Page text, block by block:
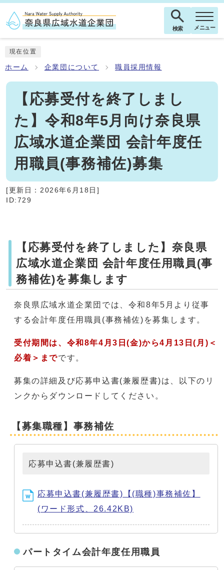
検索 メニュー
現在位置
ホーム 企業団について 職員採用情報
【応募受付を終了しまし
た】令和8年5月向け奈良県
広域水道企業団 会計年度任
用職員(事務補佐)募集
[更新日： 2026年6月18日 ]
ID:729
【応募受付を終了しました】奈良県
広域水道企業団 会計年度任用職員(事
務補佐)を募集します
奈良県広域水道企業団では、令和8年5月より従事
する会計年度任用職員(事務補佐)を募集します。
受付期間は、令和8年4月3日(金)から4月13日(月)＜
必着＞までです。
募集の詳細及び応募申込書(兼履歴書)は、以下のリ
ンクからダウンロードしてください。
【募集職種】事務補佐
応募申込書(兼履歴書)
応募申込書(兼履歴書)【(職種)事務補佐】
(ワード形式、26.42KB)
パートタイム会計年度任用職員